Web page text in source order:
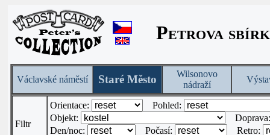
Petrova
Václavské náměstí Staré Město
Wilsonovo
nádraží
Filtr
Orientace:
Pohled:
Objekt:
Den/noc:
Počasí:
Retro: